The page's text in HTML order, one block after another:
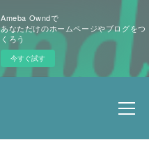
Ameba Owndで
あなただけのホームページやブログをつ
くろう
今すぐ試す